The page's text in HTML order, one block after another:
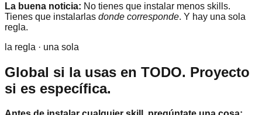
La buena noticia: No tienes que instalar menos skills.
Tienes que instalarlas donde corresponde. Y hay una sola
regla.
la regla · una sola
Global si la usas en TODO. Proyecto
si es específica.